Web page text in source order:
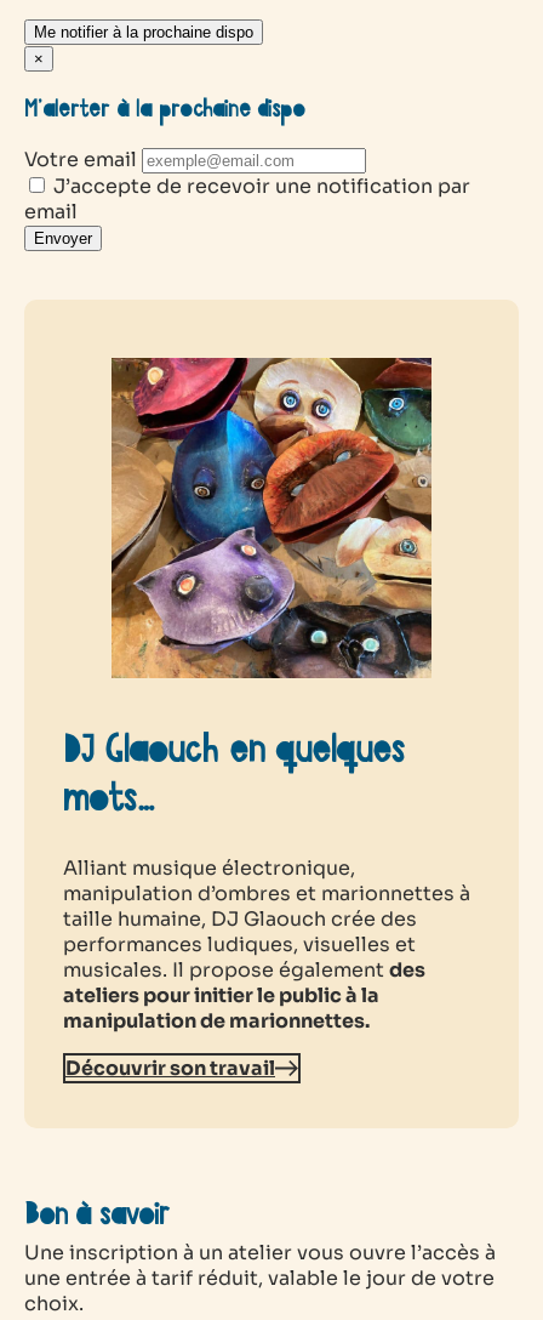
Me notifier à la prochaine dispo
×
M’alerter à la prochaine dispo
Votre email
J’accepte de recevoir une notification par
email
Envoyer
DJ Glaouch en quelques
mots…
Alliant musique électronique,
manipulation d’ombres et marionnettes à
taille humaine, DJ Glaouch crée des
performances ludiques, visuelles et
musicales. Il propose également des
ateliers pour initier le public à la
manipulation de marionnettes.
Découvrir son travail
Bon à savoir
Une inscription à un atelier vous ouvre l’accès à
une entrée à tarif réduit, valable le jour de votre
choix.